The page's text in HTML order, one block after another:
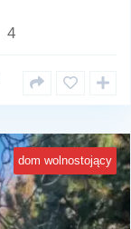
4
dom wolnostojący